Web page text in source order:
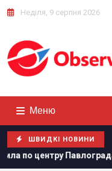
Неділя, 9 серпня 2026
Меню
ШВИДКІ НОВИНИ
є поранені